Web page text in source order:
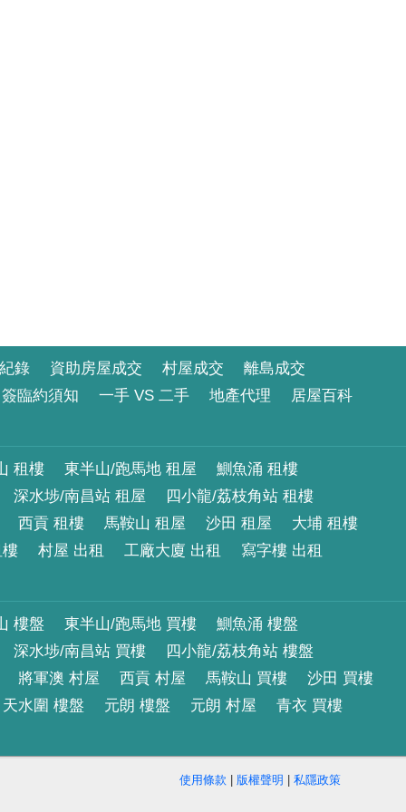
錄 資助房屋成交 村屋成交
離島成交
簽臨約須知 一手 VS 二手 地產代理
居屋百科
租樓 東半山/跑馬地 租屋
鰂魚涌 租樓
深水埗/南昌站 租屋
四小龍/荔枝角站 租樓
西貢 租樓 馬鞍山 租屋 沙田 租屋
大埔 租樓
村屋 出租 工廠大廈 出租
寫字樓 出租
樓盤 東半山/跑馬地 買樓
鰂魚涌 樓盤
深水埗/南昌站 買樓
四小龍/荔枝角站 樓盤
將軍澳 村屋 西貢 村屋 馬鞍山 買樓
沙田 買樓
天水圍 樓盤 元朗 樓盤 元朗 村屋
青衣 買樓
使用條款 | 版權聲明 | 私隱政策